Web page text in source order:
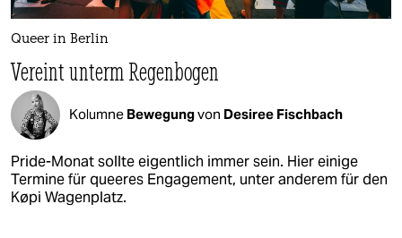
Queer in Berlin
Vereint unterm Regenbogen
Kolumne Bewegungvon Desiree Fischbach
Pride-Monat sollte eigentlich immer sein. Hier einige
Termine für queeres Engagement, unter anderem für den
Køpi Wagenplatz.